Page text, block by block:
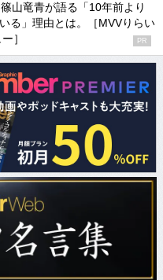
山竜青が語る「10年前より
る」理由とは。［MVVりらい
］
PR